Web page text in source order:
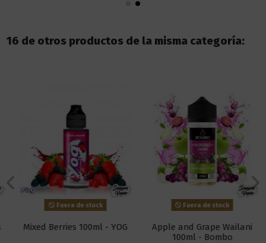
16 de otros productos de la misma categoría:
Fuera de stock
Mixed Berries 100ml - YOG
Fuera de stock
Apple and Grape Wailani
100ml - Bombo